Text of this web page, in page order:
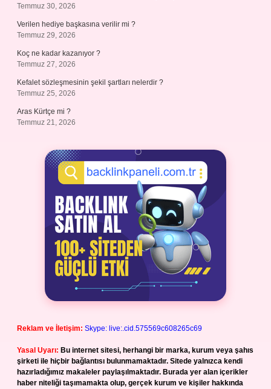
Temmuz 30, 2026
Verilen hediye başkasına verilir mi ?
Temmuz 29, 2026
Koç ne kadar kazanıyor ?
Temmuz 27, 2026
Kefalet sözleşmesinin şekil şartları nelerdir ?
Temmuz 25, 2026
Aras Kürtçe mi ?
Temmuz 21, 2026
Reklam ve İletişim: Skype: live:.cid.575569c608265c69
Yasal Uyarı: Bu internet sitesi, herhangi bir marka, kurum veya şahıs
şirketi ile hiçbir bağlantısı bulunmamaktadır. Sitede yalnızca kendi
hazırladığımız makaleler paylaşılmaktadır. Burada yer alan içerikler
haber niteliği taşımamakta olup, gerçek kurum ve kişiler hakkında